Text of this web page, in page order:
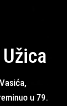
u 79.